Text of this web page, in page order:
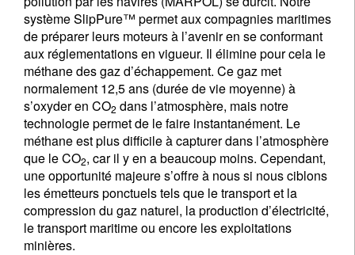
système SlipPure™ permet aux compagnies maritimes
de préparer leurs moteurs à l’avenir en se conformant
aux réglementations en vigueur. Il élimine pour cela le
méthane des gaz d’échappement. Ce gaz met
normalement 12,5 ans (durée de vie moyenne) à
s’oxyder en CO2 dans l’atmosphère, mais notre
technologie permet de le faire instantanément. Le
méthane est plus difficile à capturer dans l’atmosphère
que le CO2, car il y en a beaucoup moins. Cependant,
une opportunité majeure s’offre à nous si nous ciblons
les émetteurs ponctuels tels que le transport et la
compression du gaz naturel, la production d’électricité,
le transport maritime ou encore les exploitations
minières.